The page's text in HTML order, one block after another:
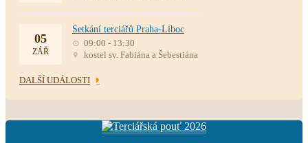
05
ZÁŘ
Setkání terciářů Praha-Liboc
09:00 - 13:30
kostel sv. Fabiána a Šebestiána
DALŠÍ UDÁLOSTI